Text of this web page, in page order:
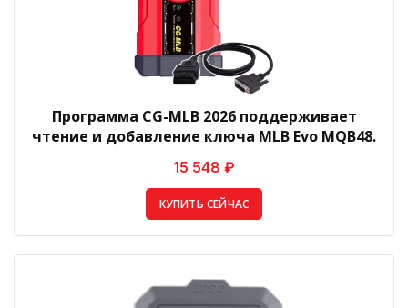
Программа CG-MLB 2026 поддерживает
чтение и добавление ключа MLB Evo MQB48.
15 548 ₽
КУПИТЬ СЕЙЧАС